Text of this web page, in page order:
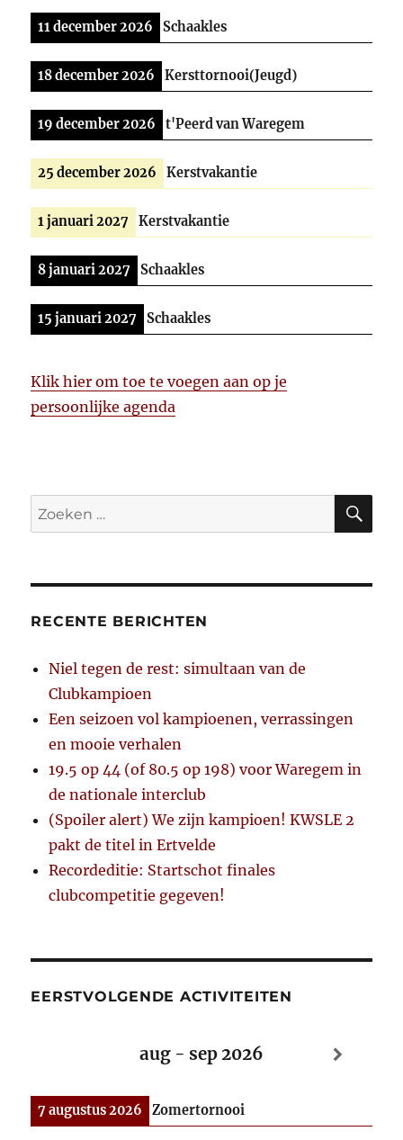
11 december 2026 Schaakles
18 december 2026 Kersttornooi(Jeugd)
19 december 2026 t'Peerd van Waregem
25 december 2026 Kerstvakantie
1 januari 2027 Kerstvakantie
8 januari 2027 Schaakles
15 januari 2027 Schaakles
Klik hier om toe te voegen aan op je
persoonlijke agenda
Zoeken
naar:
RECENTE BERICHTEN
Niel tegen de rest: simultaan van de
Clubkampioen
Een seizoen vol kampioenen, verrassingen
en mooie verhalen
19.5 op 44 (of 80.5 op 198) voor Waregem in
de nationale interclub
(Spoiler alert) We zijn kampioen! KWSLE 2
pakt de titel in Ertvelde
Recordeditie: Startschot finales
clubcompetitie gegeven!
EERSTVOLGENDE ACTIVITEITEN
aug - sep 2026
7 augustus 2026 Zomertornooi